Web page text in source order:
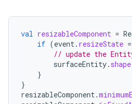
val resizableComponent =
if (event. resizeState
// update the
surfaceEntity. shape
}
}
resizableComponent.